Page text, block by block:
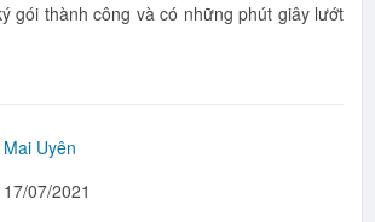
gói thành công và có những phút giây lướt
Mai Uyên
17/07/2021